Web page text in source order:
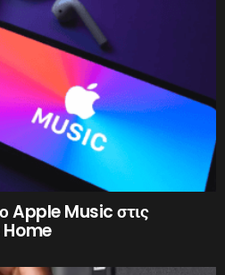
Apple Music στις
Home